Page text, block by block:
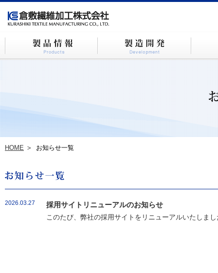
HOME お知らせ一覧
2026.03.27 採用サイトリニューアルのお知らせ
このたび、弊社の採用サイトをリニューアルいたしま